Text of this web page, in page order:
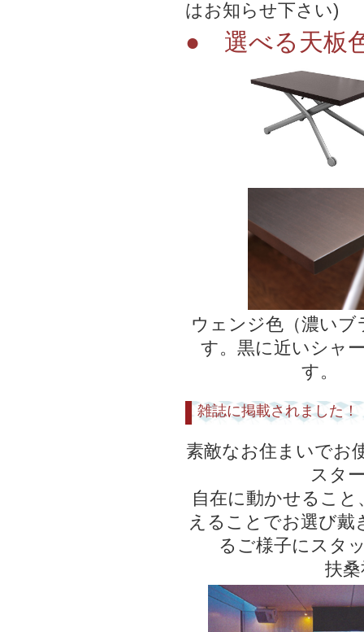
はお知らせ下さい)
● 選べる天板
ウェンジ色（濃いブ
す。黒に近いシャ
す。
雑誌に掲載されました！
素敵なお住まいでお
スタ
自在に動かせるこ
えることでお選び
るご様子にスタ
扶